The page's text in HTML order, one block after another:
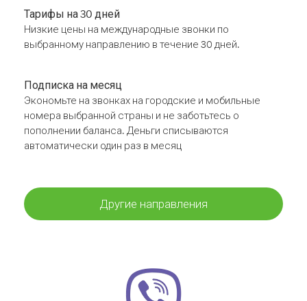
Тарифы на 30 дней
Низкие цены на международные звонки по
выбранному направлению в течение 30 дней.
Подписка на месяц
Экономьте на звонках на городские и мобильные
номера выбранной страны и не заботьтесь о
пополнении баланса. Деньги списываются
автоматически один раз в месяц
Другие направления